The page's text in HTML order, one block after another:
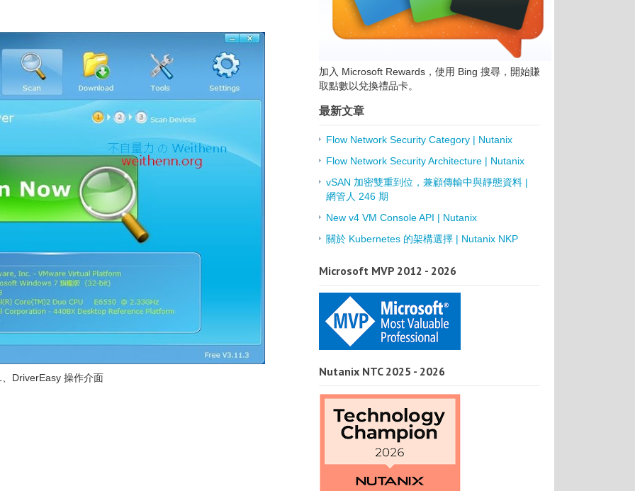
DriverEasy 操作介面
加入 Microsoft Rewards，使用 Bing 搜尋，開始賺
取點數以兌換禮品卡。
最新文章
Flow Network Security Category | Nutanix
Flow Network Security Architecture | Nutanix
vSAN 加密雙重到位，兼顧傳輸中與靜態資料 |
網管人 246 期
New v4 VM Console API | Nutanix
關於 Kubernetes 的架構選擇 | Nutanix NKP
Microsoft MVP 2012 - 2026
Nutanix NTC 2025 - 2026